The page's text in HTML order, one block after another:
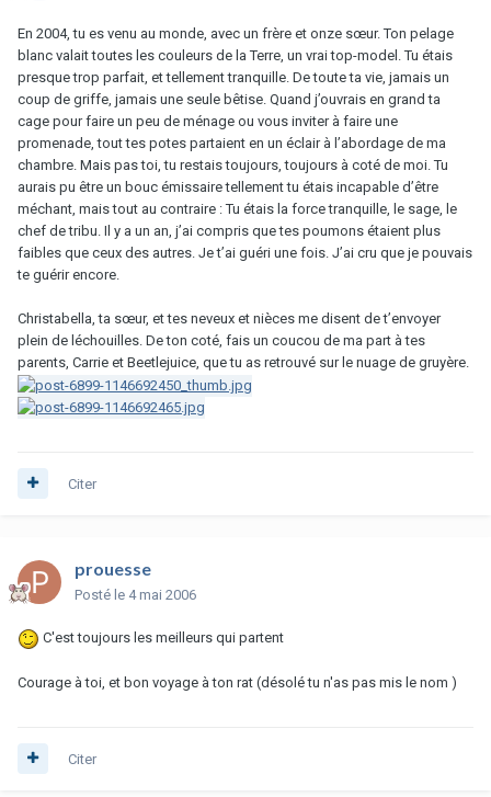
En 2004, tu es venu au monde, avec un frère et onze sœur. Ton pelage
blanc valait toutes les couleurs de la Terre, un vrai top-model. Tu étais
presque trop parfait, et tellement tranquille. De toute ta vie, jamais un
coup de griffe, jamais une seule bêtise. Quand j’ouvrais en grand ta
cage pour faire un peu de ménage ou vous inviter à faire une
promenade, tout tes potes partaient en un éclair à l’abordage de ma
chambre. Mais pas toi, tu restais toujours, toujours à coté de moi. Tu
aurais pu être un bouc émissaire tellement tu étais incapable d’être
méchant, mais tout au contraire : Tu étais la force tranquille, le sage, le
chef de tribu. Il y a un an, j’ai compris que tes poumons étaient plus
faibles que ceux des autres. Je t’ai guéri une fois. J’ai cru que je pouvais
te guérir encore.
Christabella, ta sœur, et tes neveux et nièces me disent de t’envoyer
plein de léchouilles. De ton coté, fais un coucou de ma part à tes
parents, Carrie et Beetlejuice, que tu as retrouvé sur le nuage de gruyère.
Citer
prouesse
Posté le 4 mai 2006
C'est toujours les meilleurs qui partent
Courage à toi, et bon voyage à ton rat (désolé tu n'as pas mis le nom )
Citer